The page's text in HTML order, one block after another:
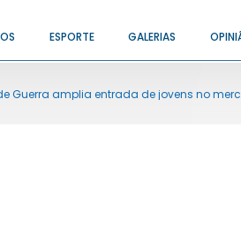
ESPORTE GALERIAS
Guerra amplia entrada de jovens no